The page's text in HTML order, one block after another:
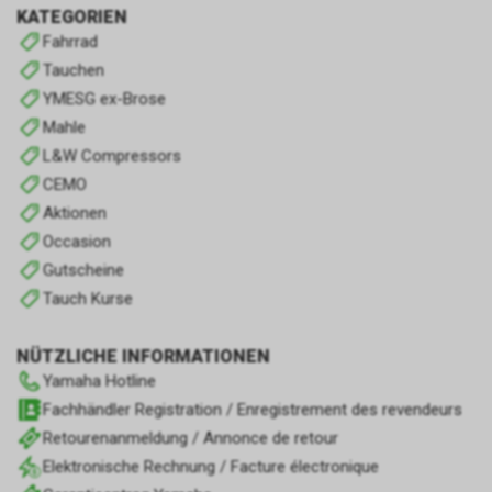
KATEGORIEN
Fahrrad
Tauchen
YMESG ex-Brose
Mahle
L&W Compressors
CEMO
Aktionen
Occasion
Gutscheine
Tauch Kurse
NÜTZLICHE INFORMATIONEN
Yamaha Hotline
Fachhändler Registration / Enregistrement des revendeurs
Retourenanmeldung / Annonce de retour
Elektronische Rechnung / Facture électronique